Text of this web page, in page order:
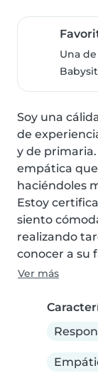
Una
Soy una
de
y de
empática
haciéndoles
Estoy
siento
realizando
conocer a su
Ver más